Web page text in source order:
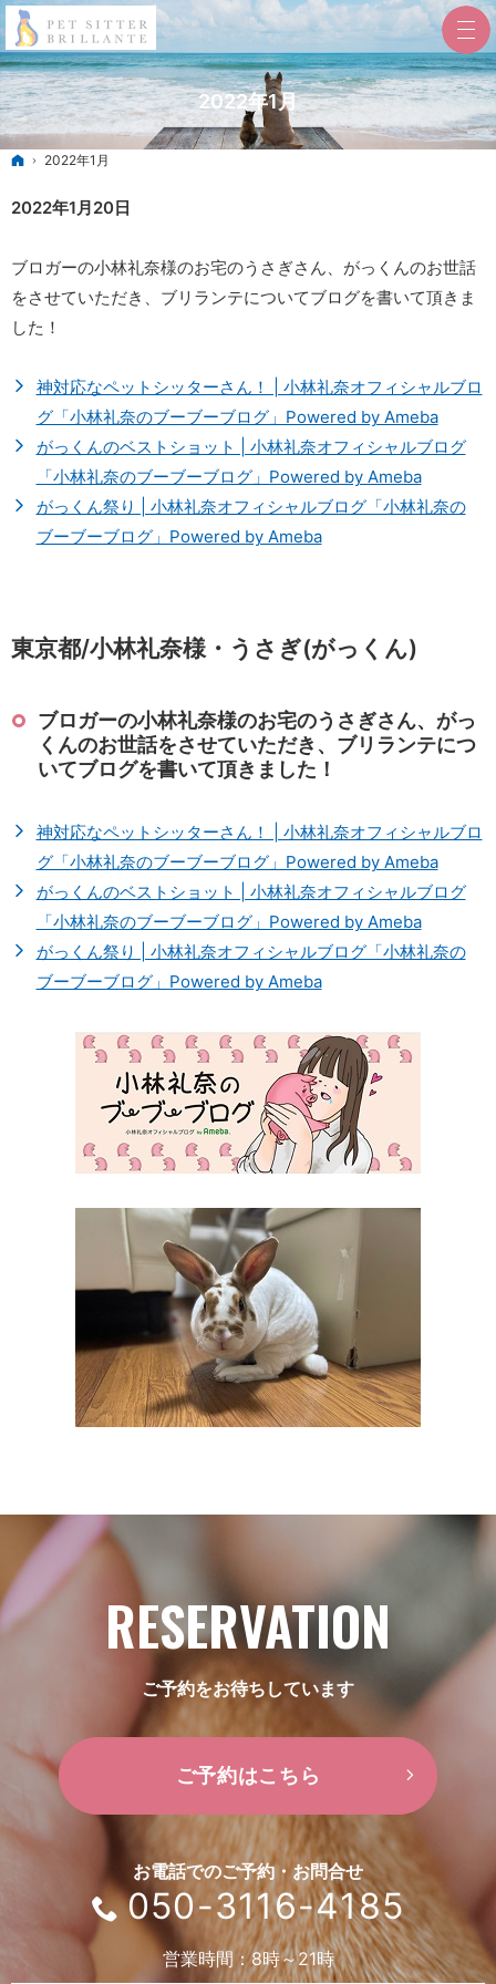
2022年1月
ホーム
2022年1月
2022年1月20日
ブロガーの小林礼奈様のお宅のうさぎさん、がっくんのお世話
をさせていただき、ブリランテについてブログを書いて頂きま
した！
神対応なペットシッターさん！ | 小林礼奈オフィシャルブロ
グ「小林礼奈のブーブーブログ」Powered by Ameba
がっくんのベストショット | 小林礼奈オフィシャルブログ
「小林礼奈のブーブーブログ」Powered by Ameba
がっくん祭り | 小林礼奈オフィシャルブログ「小林礼奈の
ブーブーブログ」Powered by Ameba
東京都/小林礼奈様・うさぎ(がっくん)
ブロガーの小林礼奈様のお宅のうさぎさん、がっ
くんのお世話をさせていただき、ブリランテにつ
いてブログを書いて頂きました！
神対応なペットシッターさん！ | 小林礼奈オフィシャルブロ
グ「小林礼奈のブーブーブログ」Powered by Ameba
がっくんのベストショット | 小林礼奈オフィシャルブログ
「小林礼奈のブーブーブログ」Powered by Ameba
がっくん祭り | 小林礼奈オフィシャルブログ「小林礼奈の
ブーブーブログ」Powered by Ameba
RESERVATION
ご予約をお待ちしています
ご予約はこちら
お電話でのご予約・お問合せ
050-3116-4185
営業時間：8時～21時